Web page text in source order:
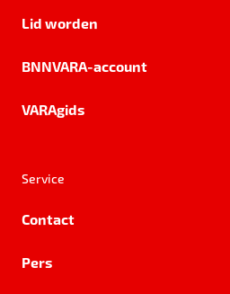
Lid worden
BNNVARA-account
VARAgids
Service
Contact
Pers